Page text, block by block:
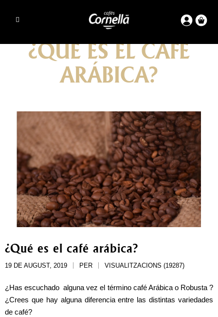
¿QUÉ ES EL CAFÉ
ARÁBICA?
¿Qué es el café arábica?
19 DE AUGUST, 2019 PER VISUALITZACIONS (19287)
¿Has escuchado  alguna vez el término café Arábica o Robusta ?
¿Crees que hay alguna diferencia entre las distintas variedades
de café?